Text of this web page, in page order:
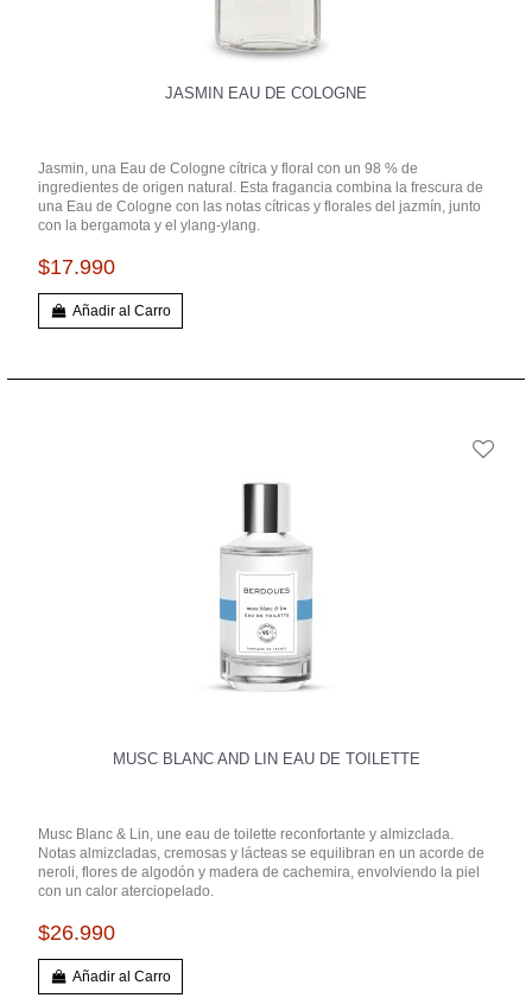
JASMIN EAU DE COLOGNE
Jasmin, una Eau de Cologne cítrica y floral con un 98 % de
ingredientes de origen natural. Esta fragancia combina la frescura de
una Eau de Cologne con las notas cítricas y florales del jazmín, junto
con la bergamota y el ylang-ylang.
$17.990
Añadir al Carro
MUSC BLANC AND LIN EAU DE TOILETTE
Musc Blanc & Lin, une eau de toilette reconfortante y almizclada.
Notas almizcladas, cremosas y lácteas se equilibran en un acorde de
neroli, flores de algodón y madera de cachemira, envolviendo la piel
con un calor aterciopelado.
$26.990
Añadir al Carro